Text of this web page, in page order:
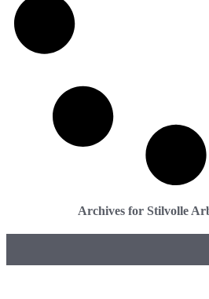
Archives for Stilvolle